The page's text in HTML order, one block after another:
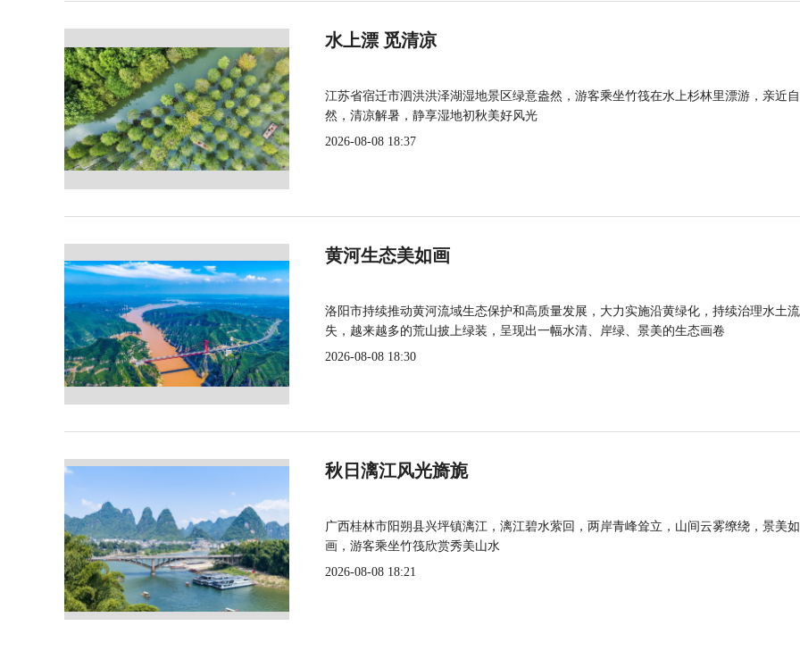
水上漂 觅清凉
江苏省宿迁市泗洪洪泽湖湿地景区绿意盎然，游客乘坐竹筏在水上杉林里漂游，亲近自
然，清凉解暑，静享湿地初秋美好风光
2026-08-08 18:37
黄河生态美如画
洛阳市持续推动黄河流域生态保护和高质量发展，大力实施沿黄绿化，持续治理水土流
失，越来越多的荒山披上绿装，呈现出一幅水清、岸绿、景美的生态画卷
2026-08-08 18:30
秋日漓江风光旖旎
广西桂林市阳朔县兴坪镇漓江，漓江碧水萦回，两岸青峰耸立，山间云雾缭绕，景美如
画，游客乘坐竹筏欣赏秀美山水
2026-08-08 18:21